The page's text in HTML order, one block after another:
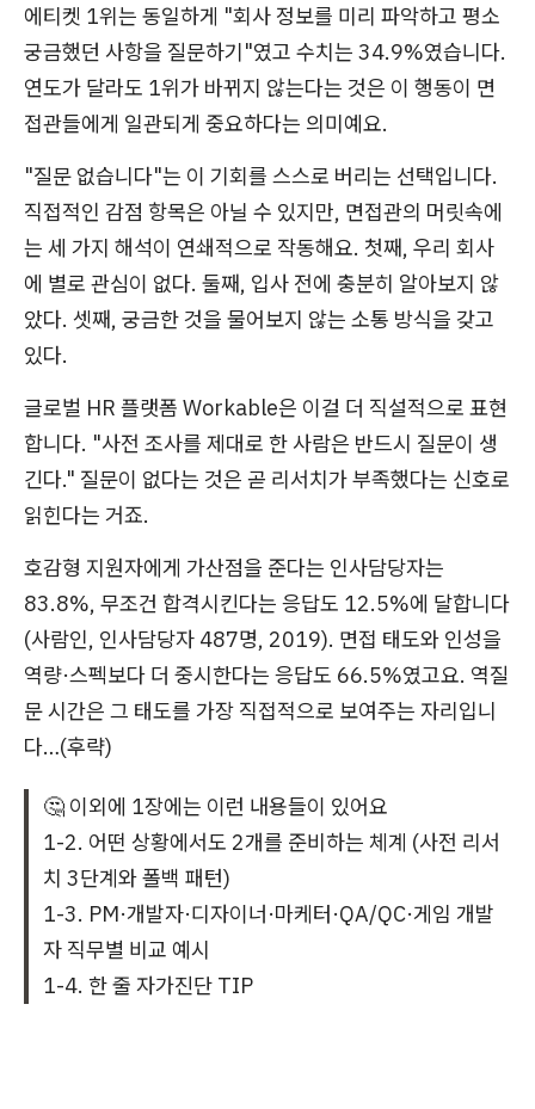
에티켓 1위는 동일하게 "회사 정보를 미리 파악하고 평소
궁금했던 사항을 질문하기"였고 수치는 34.9%였습니다.
연도가 달라도 1위가 바뀌지 않는다는 것은 이 행동이 면
접관들에게 일관되게 중요하다는 의미예요.
"질문 없습니다"는 이 기회를 스스로 버리는 선택입니다.
직접적인 감점 항목은 아닐 수 있지만, 면접관의 머릿속에
는 세 가지 해석이 연쇄적으로 작동해요. 첫째, 우리 회사
에 별로 관심이 없다. 둘째, 입사 전에 충분히 알아보지 않
았다. 셋째, 궁금한 것을 물어보지 않는 소통 방식을 갖고
있다.
글로벌 HR 플랫폼 Workable은 이걸 더 직설적으로 표현
합니다. "사전 조사를 제대로 한 사람은 반드시 질문이 생
긴다." 질문이 없다는 것은 곧 리서치가 부족했다는 신호로
읽힌다는 거죠.
호감형 지원자에게 가산점을 준다는 인사담당자는
83.8%, 무조건 합격시킨다는 응답도 12.5%에 달합니다
(사람인, 인사담당자 487명, 2019). 면접 태도와 인성을
역량·스펙보다 더 중시한다는 응답도 66.5%였고요. 역질
문 시간은 그 태도를 가장 직접적으로 보여주는 자리입니
다…(후략)
🤔 이외에 1장에는 이런 내용들이 있어요
1-2. 어떤 상황에서도 2개를 준비하는 체계 (사전 리서
치 3단계와 폴백 패턴)
1-3. PM·개발자·디자이너·마케터·QA/QC·게임 개발
자 직무별 비교 예시
1-4. 한 줄 자가진단 TIP